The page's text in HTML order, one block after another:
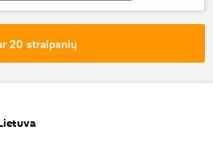
Lietuva
20 straipsnių